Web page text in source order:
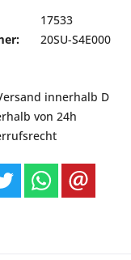
17533
20SU-S4E000
innerhalb D
von 24h